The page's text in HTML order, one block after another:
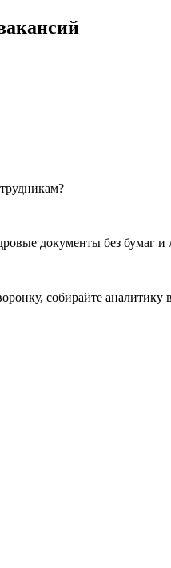
документы без бумаг и
собирайте аналитику